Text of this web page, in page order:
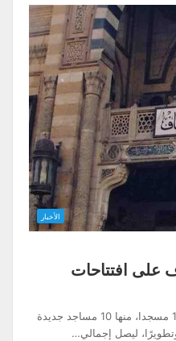
الأخبار
على افتتاحات
تفتتح وزارة الأوقاف اليوم الجمعة، 12 مسجدا، منها 10 مساجد جديدة
ليصل إجمالي…